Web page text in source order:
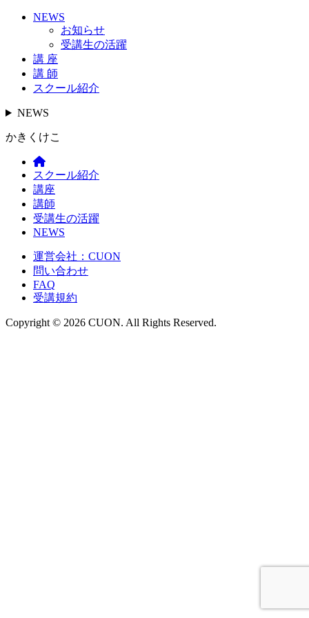
NEWS
お知らせ
受講生の活躍
講 座
講 師
スクール紹介
NEWS
かきくけこ
スクール紹介
講座
講師
受講生の活躍
NEWS
運営会社：CUON
問い合わせ
FAQ
受講規約
Copyright © 2026 CUON. All Rights Reserved.